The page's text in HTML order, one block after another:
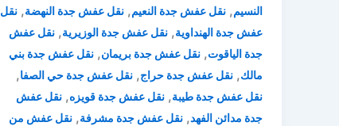
النسيم, نقل عفش جدة النعيم, نقل عفش جدة النهضة, نقل
عفش جدة الهنداوية, نقل عفش جدة الوزيرية, نقل عفش
جدة الياقوت, نقل عفش جدة بريمان, نقل عفش جدة بني
مالك, نقل عفش جدة حراج, نقل عفش جدة حي الصفا,
نقل عفش جدة طيبة, نقل عفش جدة قويزه, نقل عفش
جدة مدائن الفهد, نقل عفش جدة مشرفة, نقل عفش من